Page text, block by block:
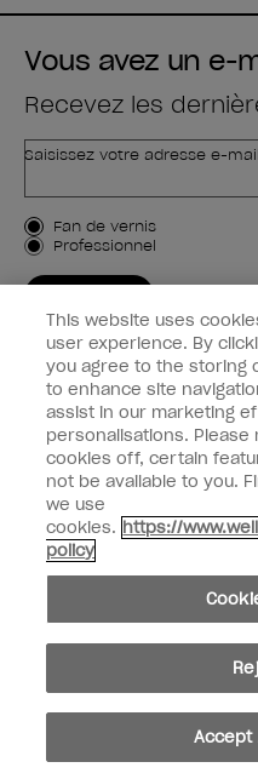
Vous avez un e-
Recevez les
Saisissez votre adresse e-
Type de client
Fan de vernis
Professionnel
Informations clients
Connectez-Vous
facebookinstagram
Ne pas partager ou vendre des
Loi californienne sur la
© Copyright 2024, Wella Operations
This website uses
user experience. By
you agree to the storing
to enhance site
assist in our marketing
personalisations.
cookies off, certain
not be available to you.
we use
cookies. https://
policy
Accept